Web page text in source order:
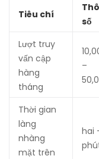
Tiêu chí
số
Lượt truy
vấn cập
hàng
tháng
–
Thời gian
làng
nhàng
mặt trên
hai